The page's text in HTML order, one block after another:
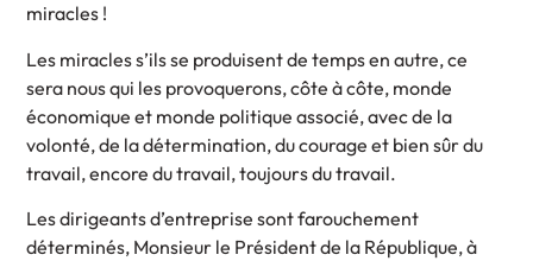
miracles !
Les miracles s’ils se produisent de temps en autre, ce
sera nous qui les provoquerons, côte à côte, monde
économique et monde politique associé, avec de la
volonté, de la détermination, du courage et bien sûr du
travail, encore du travail, toujours du travail.
Les dirigeants d’entreprise sont farouchement
déterminés, Monsieur le Président de la République, à